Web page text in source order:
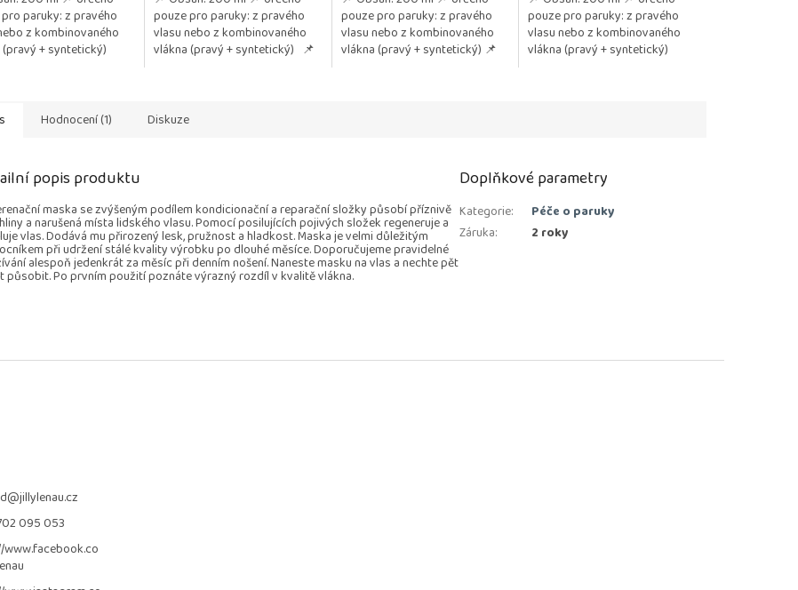
paruky: z pravého
z kombinovaného
+ syntetický)
pouze pro paruky: z pravého
vlasu nebo z kombinovaného
vlákna (pravý + syntetický) 📌
pouze pro paruky: z pravého
vlasu nebo z kombinovaného
vlákna (pravý + syntetický) 📌
pouze pro paruky: z pravého
vlasu nebo z kombinovaného
vlákna (pravý + syntetický)
Hodnocení (1) Diskuze
popis produktu
maska se zvýšeným podílem kondicionační a reparační složky působí příznivě
a narušená místa lidského vlasu. Pomocí posilujících pojivých složek regeneruje a
vlas. Dodává mu přirozený lesk, pružnost a hladkost. Maska je velmi důležitým
při udržení stálé kvality výrobku po dlouhé měsíce. Doporučujeme pravidelné
alespoň jedenkrát za měsíc při denním nošení. Naneste masku na vlas a nechte pět
působit. Po prvním použití poznáte výrazný rozdíl v kvalitě vlákna.
Doplňkové parametry
Kategorie:
Péče o paruky
Záruka: 2 roky
@jillylenau.cz
095 053